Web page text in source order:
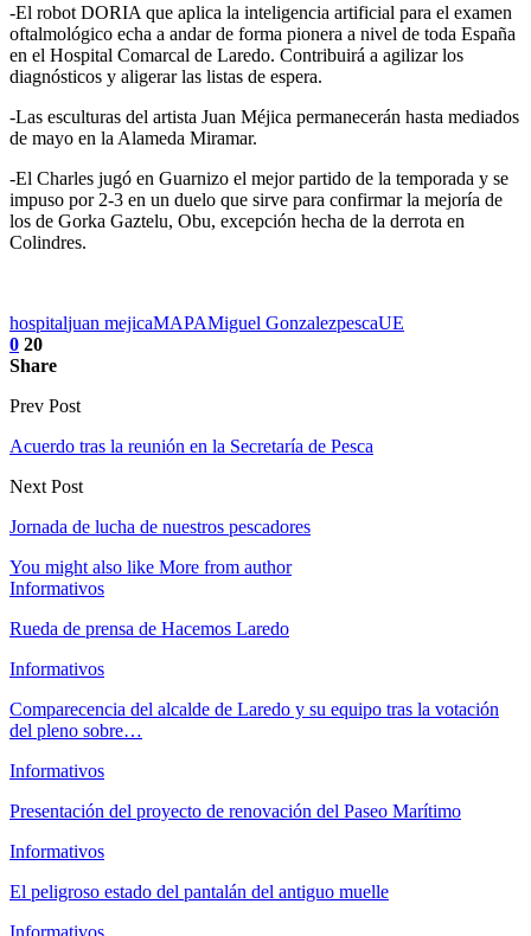
-El robot DORIA que aplica la inteligencia artificial para el examen
oftalmológico echa a andar de forma pionera a nivel de toda España
en el Hospital Comarcal de Laredo. Contribuirá a agilizar los
diagnósticos y aligerar las listas de espera.
-Las esculturas del artista Juan Méjica permanecerán hasta mediados
de mayo en la Alameda Miramar.
-El Charles jugó en Guarnizo el mejor partido de la temporada y se
impuso por 2-3 en un duelo que sirve para confirmar la mejoría de
los de Gorka Gaztelu, Obu, excepción hecha de la derrota en
Colindres.
hospitaljuan mejicaMAPAMiguel GonzalezpescaUE
0 20
Share
Prev Post
Acuerdo tras la reunión en la Secretaría de Pesca
Next Post
Jornada de lucha de nuestros pescadores
You might also like More from author
Informativos
Rueda de prensa de Hacemos Laredo
Informativos
Comparecencia del alcalde de Laredo y su equipo tras la votación
del pleno sobre…
Informativos
Presentación del proyecto de renovación del Paseo Marítimo
Informativos
El peligroso estado del pantalán del antiguo muelle
Informativos